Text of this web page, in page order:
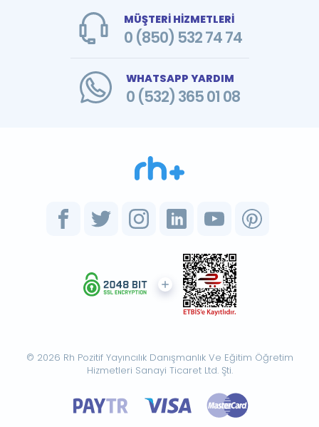
MÜŞTERİ HİZMETLERİ
0 (850) 532 74 74
WHATSAPP YARDIM
0 (532) 365 01 08
© 2026 Rh Pozitif Yayıncılık Danışmanlık Ve Eğitim Öğretim
Hizmetleri Sanayi Ticaret Ltd. Şti.